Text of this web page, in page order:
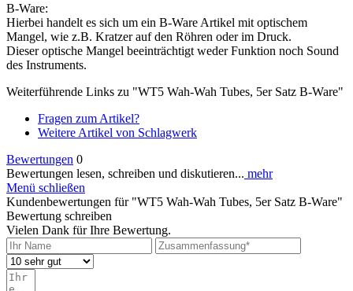
B-Ware:
Hierbei handelt es sich um ein B-Ware Artikel mit optischem
Mangel, wie z.B. Kratzer auf den Röhren oder im Druck.
Dieser optische Mangel beeinträchtigt weder Funktion noch Sound
des Instruments.
Weiterführende Links zu "WT5 Wah-Wah Tubes, 5er Satz B-Ware"
Fragen zum Artikel?
Weitere Artikel von Schlagwerk
Bewertungen 0
Bewertungen lesen, schreiben und diskutieren... mehr
Menü schließen
Kundenbewertungen für "WT5 Wah-Wah Tubes, 5er Satz B-Ware"
Bewertung schreiben
Vielen Dank für Ihre Bewertung.